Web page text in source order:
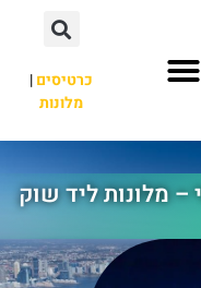
כרטיסים|
מלונות
– מלונות ליד שוק